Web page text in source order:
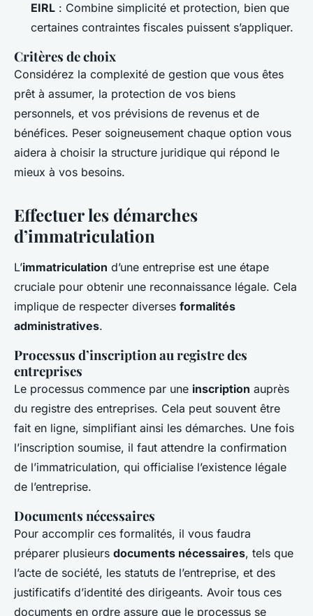
EIRL : Combine simplicité et protection, bien que
certaines contraintes fiscales puissent s’appliquer.
Critères de choix
Considérez la complexité de gestion que vous êtes
prêt à assumer, la protection de vos biens
personnels, et vos prévisions de revenus et de
bénéfices. Peser soigneusement chaque option vous
aidera à choisir la structure juridique qui répond le
mieux à vos besoins.
Effectuer les démarches
d’immatriculation
L’immatriculation d’une entreprise est une étape
cruciale pour obtenir une reconnaissance légale. Cela
implique de respecter diverses formalités
administratives.
Processus d’inscription au registre des
entreprises
Le processus commence par une inscription auprès
du registre des entreprises. Cela peut souvent être
fait en ligne, simplifiant ainsi les démarches. Une fois
l’inscription soumise, il faut attendre la confirmation
de l’immatriculation, qui officialise l’existence légale
de l’entreprise.
Documents nécessaires
Pour accomplir ces formalités, il vous faudra
préparer plusieurs documents nécessaires, tels que
l’acte de société, les statuts de l’entreprise, et des
justificatifs d’identité des dirigeants. Avoir tous ces
documents en ordre assure que le processus se